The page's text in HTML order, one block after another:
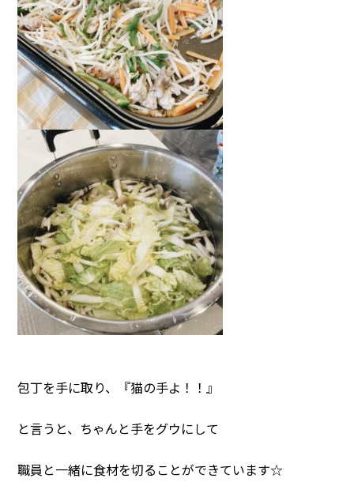
包丁を手に取り、『猫の手よ！！』
と言うと、ちゃんと手をグウにして
職員と一緒に食材を切ることができています☆